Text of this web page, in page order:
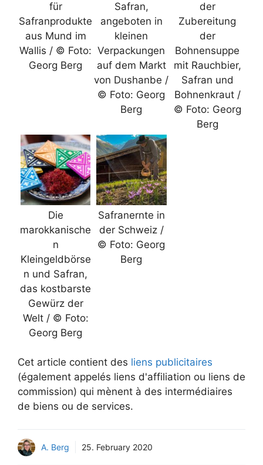
für
Safranprodukte
aus Mund im
Wallis / © Foto:
Georg Berg
Safran,
angeboten in
kleinen
Verpackungen
auf dem Markt
von Dushanbe /
© Foto: Georg
Berg
der
Zubereitung
der
Bohnensuppe
mit Rauchbier,
Safran und
Bohnenkraut /
© Foto: Georg
Berg
Die
marokkanische
n
Kleingeldbörse
n und Safran,
das kostbarste
Gewürz der
Welt / © Foto:
Georg Berg
Safranernte in
der Schweiz /
© Foto: Georg
Berg
Cet article contient des liens publicitaires
(également appelés liens d'affiliation ou liens de
commission) qui mènent à des intermédiaires
de biens ou de services.
A. Berg 25. February 2020